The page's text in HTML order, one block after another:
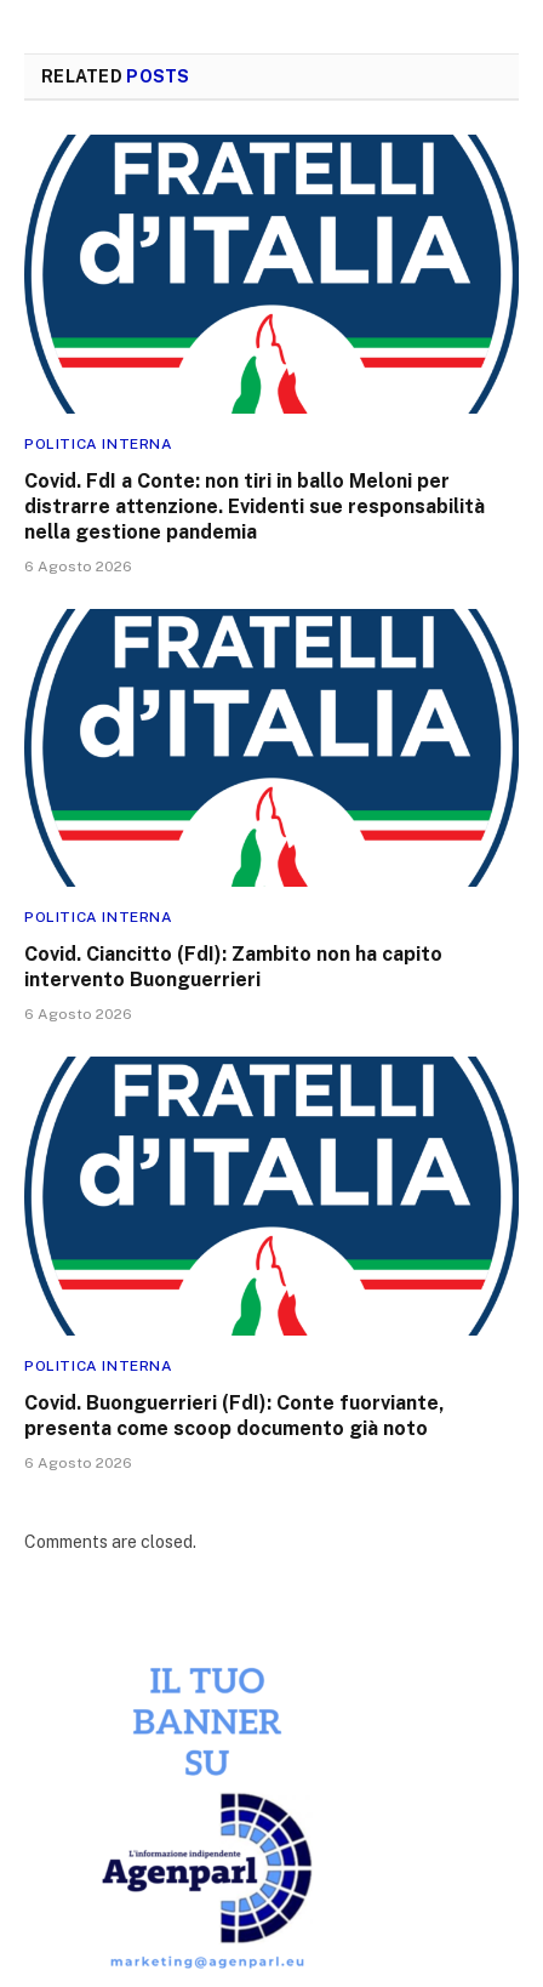
RELATED POSTS
POLITICA INTERNA
Covid. FdI a Conte: non tiri in ballo Meloni per
distrarre attenzione. Evidenti sue responsabilità
nella gestione pandemia
6 Agosto 2026
POLITICA INTERNA
Covid. Ciancitto (FdI): Zambito non ha capito
intervento Buonguerrieri
6 Agosto 2026
POLITICA INTERNA
Covid. Buonguerrieri (FdI): Conte fuorviante,
presenta come scoop documento già noto
6 Agosto 2026
Comments are closed.